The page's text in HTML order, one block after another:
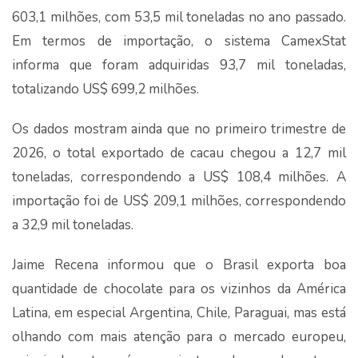
603,1 milhões, com 53,5 mil toneladas no ano passado.
Em termos de importação, o sistema CamexStat
informa que foram adquiridas 93,7 mil toneladas,
totalizando US$ 699,2 milhões.
Os dados mostram ainda que no primeiro trimestre de
2026, o total exportado de cacau chegou a 12,7 mil
toneladas, correspondendo a US$ 108,4 milhões. A
importação foi de US$ 209,1 milhões, correspondendo
a 32,9 mil toneladas.
Jaime Recena informou que o Brasil exporta boa
quantidade de chocolate para os vizinhos da América
Latina, em especial Argentina, Chile, Paraguai, mas está
olhando com mais atenção para o mercado europeu,